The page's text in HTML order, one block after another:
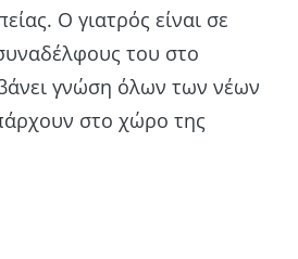
Ο γιατρός είναι σε
του στο
γνώση όλων των νέων
στο χώρο της